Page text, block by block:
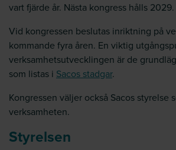
vart fjärde år. Nästa kongress hålls 2029.
Vid kongressen beslutas inriktning på
kommande fyra åren. En viktig
verksamhetsutvecklingen är de
som listas i Sacos stadgar.
Kongressen väljer också Sacos styrelse
verksamheten.
Styrelsen